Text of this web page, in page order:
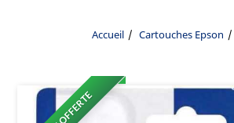
Accueil Cartouches Epson